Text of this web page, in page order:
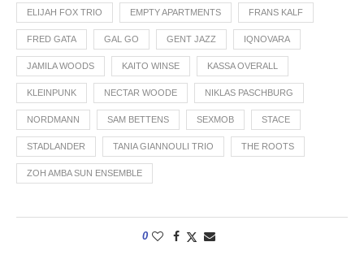
ELIJAH FOX TRIO EMPTY APARTMENTS FRANS KALF
FRED GATA GAL GO GENT JAZZ IQNOVARA
JAMILA WOODS KAITO WINSE KASSA OVERALL
KLEINPUNK NECTAR WOODE NIKLAS PASCHBURG
NORDMANN SAM BETTENS SEXMOB STACE
STADLANDER TANIA GIANNOULI TRIO THE ROOTS
ZOH AMBA SUN ENSEMBLE
0